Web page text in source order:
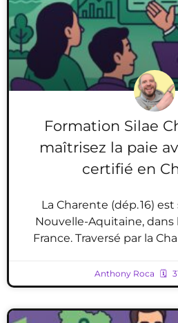
Formation Silae
maîtrisez la paie
certifié en
La Charente (dép. 16)
Nouvelle-Aquitaine, dans
France. Traversé par la
Anthony Roca